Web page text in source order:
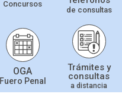
Concursos
de consultas
OGA
Fuero Penal
Trámites y
consultas
a distancia